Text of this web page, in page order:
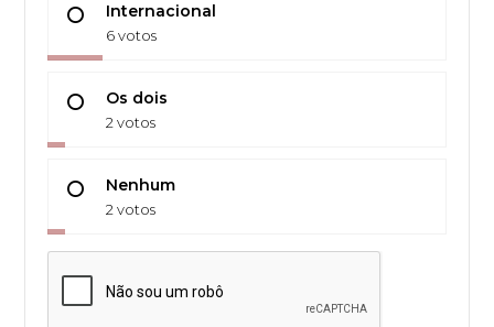
Internacional
6 votos
Os dois
2 votos
Nenhum
2 votos